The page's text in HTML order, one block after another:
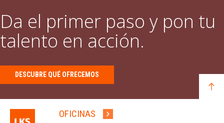
Da el primer paso y pon tu
talento en acción.
DESCUBRE QUÉ OFRECEMOS
OFICINAS